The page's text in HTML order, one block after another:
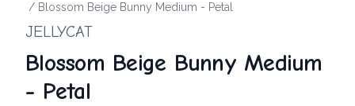
/ Blossom Beige Bunny Medium - Petal
JELLYCAT
Blossom Beige Bunny Medium
- Petal